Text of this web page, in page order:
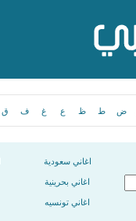
ض ط ظ ع غ ف ق
اغاني سعودية
اغاني بحرينية
اغاني تونسيه